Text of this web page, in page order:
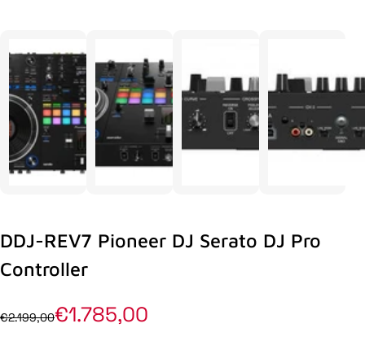
DDJ-REV7 Pioneer DJ Serato DJ Pro
Controller
€2.199,00€1.785,00